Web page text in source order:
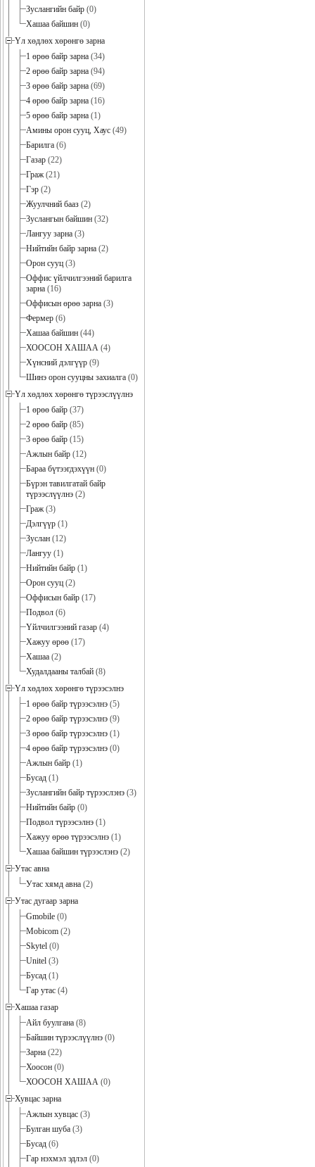
Зуслангийн байр (0)
Хашаа байшин (0)
Үл хөдлөх хөрөнгө зарна
1 өрөө байр зарна (34)
2 өрөө байр зарна (94)
3 өрөө байр зарна (69)
4 өрөө байр зарна (16)
5 өрөө байр зарна (1)
Амины орон сууц, Хаус (49)
Барилга (6)
Газар (22)
Граж(21)
Гэр (2)
Жуулчний бааз (2)
Зуслангын байшин (32)
Лангуу зарна (3)
Нийтийн байр зарна (2)
Орон сууц (3)
Оффис үйлчилгээний барилга
зарна (16)
Оффисын өрөө зарна (3)
Фермер (6)
Хашаа байшин (44)
ХООСОН ХАШАА (4)
Хүнсний дэлгүүр (9)
Шинэ орон сууцны захиалга (0)
Үл хөдлөх хөрөнгө түрээслүүлнэ
1 өрөө байр (37)
2 өрөө байр (85)
3 өрөө байр (15)
Ажлын байр (12)
Бараа бүтээгдэхүүн (0)
Бүрэн тавилгатай байр
түрээслүүлнэ (2)
Граж(3)
Дэлгүүр (1)
Зуслан (12)
Лангуу (1)
Нийтийн байр (1)
Орон сууц (2)
Оффисын байр (17)
Подвол (6)
Үйлчилгээний газар (4)
Хажуу өрөө (17)
Хашаа (2)
Худалдааны талбай (8)
Үл хөдлөх хөрөнгө түрээсэлнэ
1 өрөө байр түрээсэлнэ (5)
2 өрөө байр түрээсэлнэ (9)
3 өрөө байр түрээсэлнэ (1)
4 өрөө байр түрээсэлнэ (0)
Ажлын байр (1)
Бусад (1)
Зуслангийн байр түрээслэнэ (3)
Нийтийн байр (0)
Подвол түрээсэлнэ (1)
Хажуу өрөө түрээсэлнэ (1)
Хашаа байшин түрээслэнэ (2)
Утас авна
Утас хямд авна (2)
Утас дугаар зарна
Gmobile (0)
Mobicom (2)
Skytel (0)
Unitel (3)
Бусад (1)
Гар утас (4)
Хашаа газар
Айл буулгана (8)
Байшин түрээслүүлнэ (0)
Зарна (22)
Хоосон (0)
ХООСОН ХАШАА (0)
Хувцас зарна
Ажлын хувцас (3)
Булган шуба (3)
Бусад (6)
Гар нэхмэл эдлэл (0)